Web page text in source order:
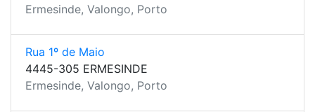
Ermesinde, Valongo, Porto
Rua 1º de Maio
4445-305 ERMESINDE
Ermesinde, Valongo, Porto